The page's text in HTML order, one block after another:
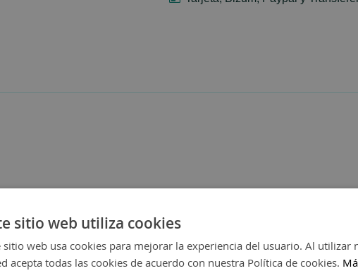
sitio web utiliza cookies
sitio web usa cookies para mejorar la experiencia del usuario. Al utilizar
acepta todas las cookies de acuerdo con nuestra Política de cookies.